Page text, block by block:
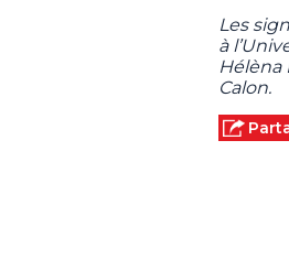
Les
à
Hélèna
Calon.